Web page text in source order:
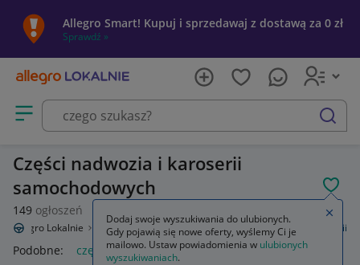
Allegro Smart! Kupuj i sprzedawaj z dostawą za 0 zł
Sprawdź »
Otwórz menu z kategoriami
szukaj
Części nadwozia i karoserii
samochodowych
149 ogłoszeń
Allegro Lokalnie Motoryzacja Części samochodowe Części karoserii
Podobne: części karoserii
Dodaj swoje wyszukiwania do ulubionych.
Gdy pojawią się nowe oferty, wyślemy Ci je
mailowo. Ustaw powiadomienia w ulubionych
wyszukiwaniach.